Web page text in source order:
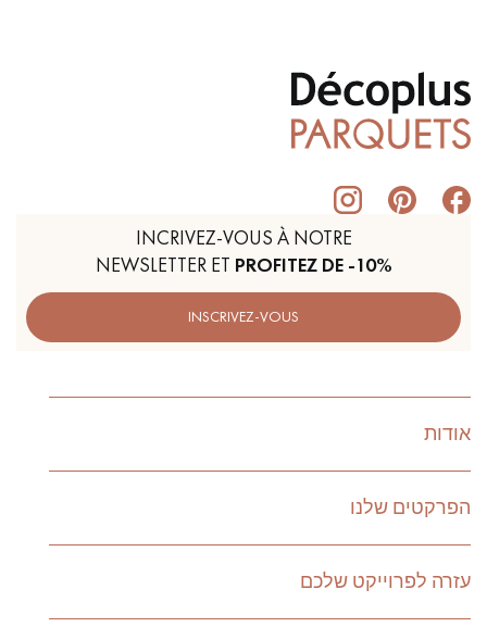
INCRIVEZ-VOUS À NOTRE
NEWSLETTER ET PROFITEZ DE -10%
INSCRIVEZ-VOUS
אודות
הפרקטים שלנו
עזרה לפרוייקט שלכם